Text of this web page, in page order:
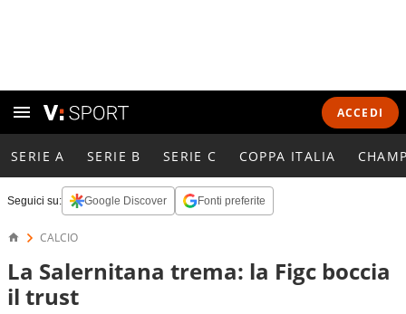
ACCEDI
SERIE A SERIE B SERIE C COPPA ITALIA
Seguici su: Google Discover Fonti preferite
CALCIO
La Salernitana trema: la Figc boccia
il trust